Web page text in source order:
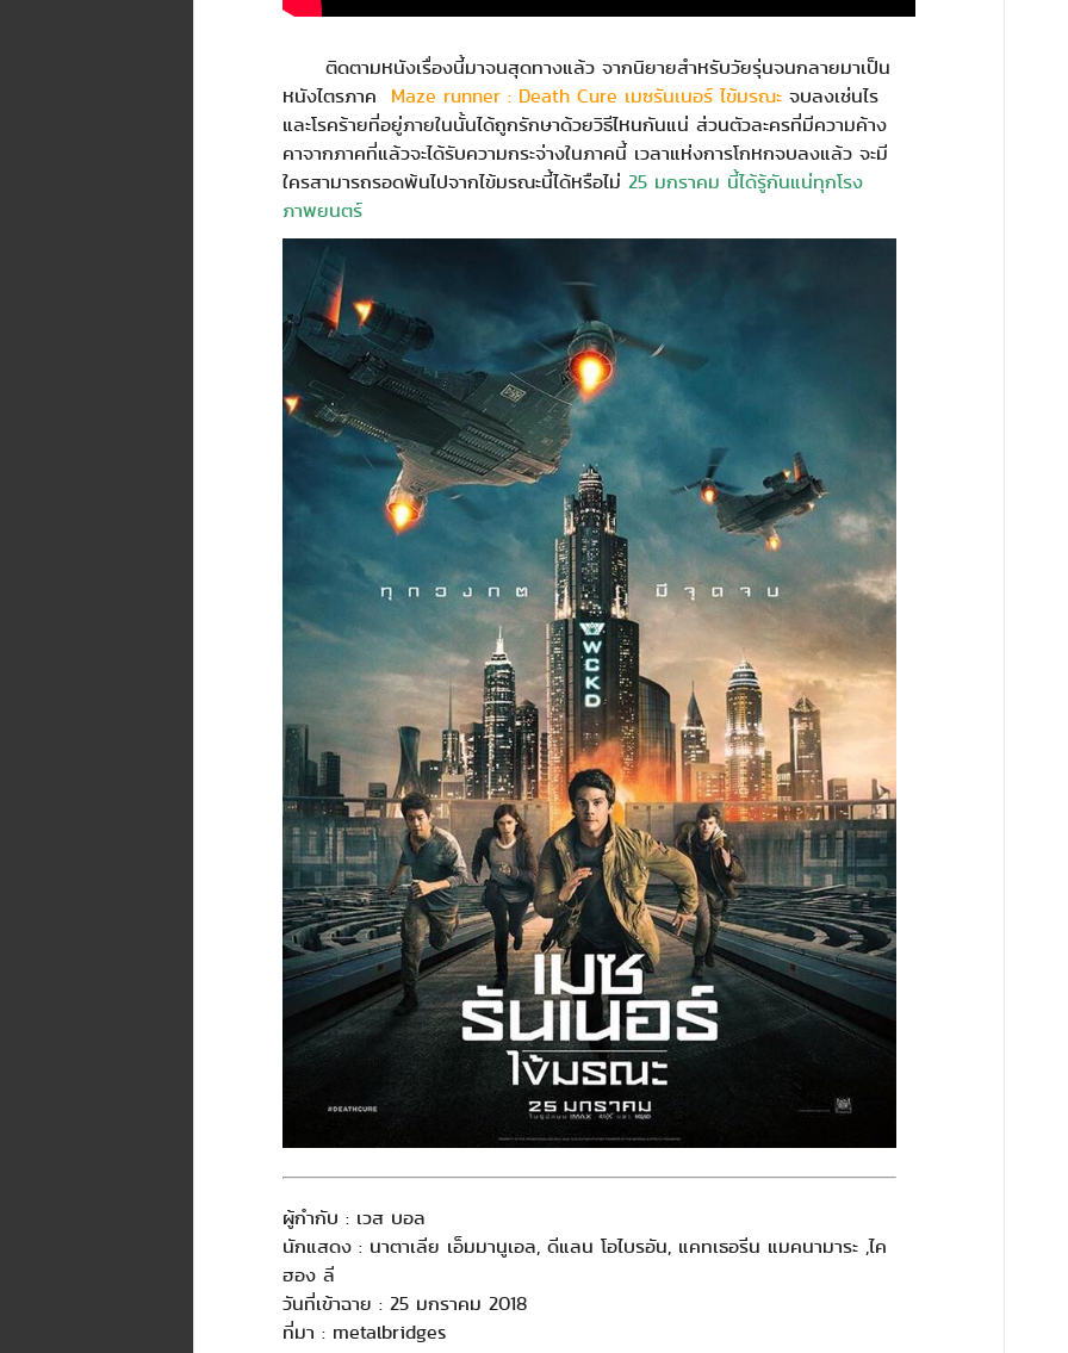
ติดตามหนังเรื่องนี้มาจนสุดทางแล้ว จากนิยายสำหรับวัยรุ่นจนกลายมาเป็น
หนังไตรภาค
Maze runner : Death Cure เมซรันเนอร์ ไข้มรณะ จบลงเช่นไร
และโรคร้ายที่อยู่ภายในนั้นได้ถูกรักษาด้วยวิธีไหนกันแน่ ส่วนตัวละครที่มีความค้าง
คาจากภาคที่แล้วจะได้รับความกระจ่างในภาคนี้ เวลาแห่งการโกหกจบลงแล้ว จะมี
ใครสามารถรอดพ้นไปจากไข้มรณะนี้ได้หรือไม่ 25 มกราคม นี้ได้รู้กันแน่ทุกโรง
ภาพยนตร์
ผู้กำกับ : เวส บอล
นักแสดง : นาตาเลีย เอ็มมานูเอล, ดีแลน โอไบรอัน, แคทเธอรีน แมคนามาระ ,ไค
ฮอง ลี
วันที่เข้าฉาย : 25 มกราคม 2018
ที่มา : metalbridges